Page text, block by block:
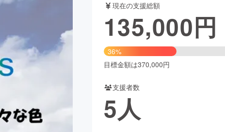
舞台・パフォーマンス
フード・飲食店 ファッション
ビューティー・ヘルスケア
現在の支援総額
135,000円
36%
目標金額は370,000円
支援者数
5人